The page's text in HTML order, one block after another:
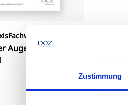
Zustimmung
Fachwissen
Augenoptik